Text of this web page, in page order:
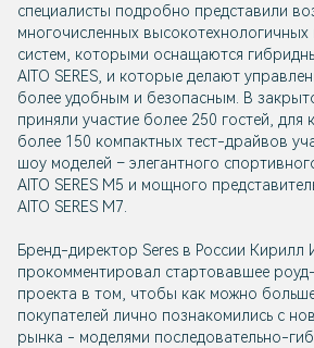
специалисты подробно представили
многочисленных высокотехнологичных
систем, которыми оснащаются
AITO SERES, и которые делают
более удобным и безопасным. В
приняли участие более 250 гостей, для
более 150 компактных тест-драйвов
шоу моделей – элегантного
AITO SERES M5 и мощного
AITO SERES M7.
Бренд-директор Seres в России Кирилл
прокомментировал стартовавшее
проекта в том, чтобы как можно
покупателей лично познакомились с
рынка - моделями последовательно-